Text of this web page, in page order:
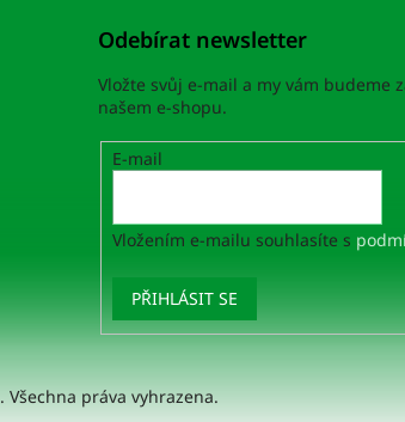
Odebírat newsletter
Vložte svůj e-mail a my vám budeme
našem e-shopu.
E-mail
Vložením e-mailu souhlasíte s
PŘIHLÁSIT SE
. Všechna práva vyhrazena.